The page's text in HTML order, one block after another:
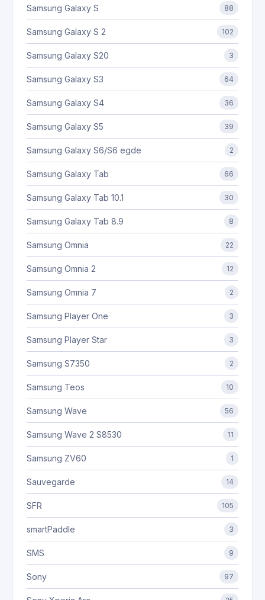
Samsung Galaxy S 88
Samsung Galaxy S 2 102
Samsung Galaxy S20 3
Samsung Galaxy S3 64
Samsung Galaxy S4 36
Samsung Galaxy S5 39
Samsung Galaxy S6/S6 egde 2
Samsung Galaxy Tab 66
Samsung Galaxy Tab 10.1 30
Samsung Galaxy Tab 8.9 8
Samsung Omnia 22
Samsung Omnia 2 12
Samsung Omnia 7 2
Samsung Player One 3
Samsung Player Star 3
Samsung S7350 2
Samsung Teos 10
Samsung Wave 56
Samsung Wave 2 S8530 11
Samsung ZV60 1
Sauvegarde 14
SFR 105
smartPaddle 3
SMS 9
Sony 97